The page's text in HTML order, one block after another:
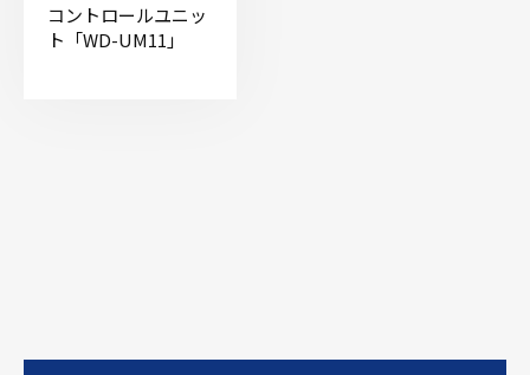
コントロールユニッ
ト「WD-UM11」